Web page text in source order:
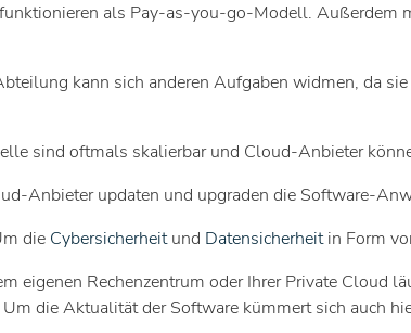
als Pay-as-you-go-Modell. Außerdem
kann sich anderen Aufgaben widmen, da
sind oftmals skalierbar und Cloud-Anbieter
Anbieter updaten und upgraden die Software-
die Cybersicherheitund Datensicherheitin Form
eigenen Rechenzentrum oder Ihrer Private
die Aktualität der Software kümmert sich auch